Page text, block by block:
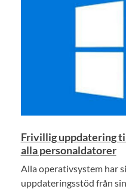
Frivillig uppdatering
alla personaldatorer
Alla operativsystem har
uppdateringsstöd från